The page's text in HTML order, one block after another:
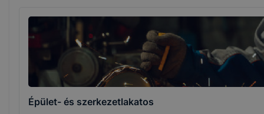
Épület- és szerkezetlakatos